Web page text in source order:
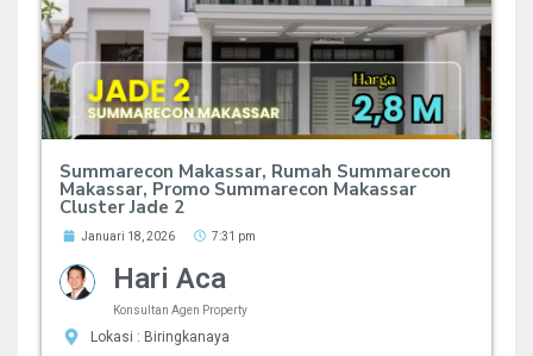
Summarecon Makassar, Rumah Summarecon
Makassar, Promo Summarecon Makassar
Cluster Jade 2
Januari 18, 2026 7:31 pm
Hari Aca
Konsultan Agen Property
Lokasi : Biringkanaya